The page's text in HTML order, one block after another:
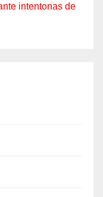
intentonas de